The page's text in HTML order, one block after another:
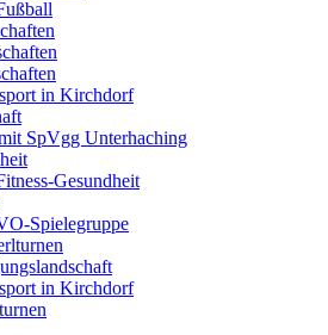
in Kirchdorf
SpVgg Unterhaching
Gesundheit
Spielegruppe
in Kirchdorf